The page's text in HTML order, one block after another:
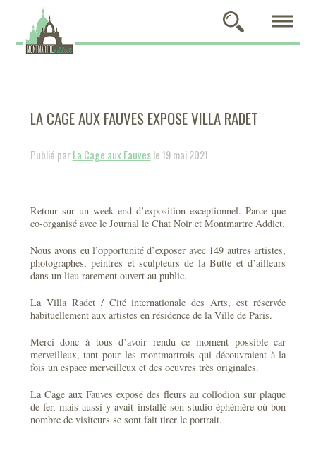
LA CAGE AUX FAUVES EXPOSE VILLA RADET
Publié parLa Cage aux Fauvesle 19 mai 2021
Retour sur un week end d’exposition exceptionnel. Parce que
co-organisé avec le Journal le Chat Noir et Montmartre Addict.
Nous avons eu l’opportunité d’exposer avec 149 autres artistes,
photographes, peintres et sculpteurs de la Butte et d’ailleurs
dans un lieu rarement ouvert au public.
La Villa Radet / Cité internationale des Arts, est réservée
habituellement aux artistes en résidence de la Ville de Paris.
Merci donc à tous d’avoir rendu ce moment possible car
merveilleux, tant pour les montmartrois qui découvraient à la
fois un espace merveilleux et des oeuvres très originales.
La Cage aux Fauves exposé des fleurs au collodion sur plaque
de fer, mais aussi y avait installé son studio éphémère où bon
nombre de visiteurs se sont fait tirer le portrait.